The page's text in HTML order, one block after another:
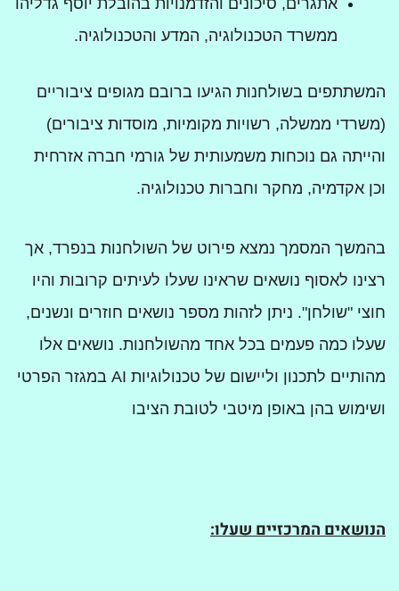
ממשרד הטכנולוגיה, המדע והטכנולוגיה.
המשתתפים בשולחנות הגיעו ברובם מגופים ציבוריים
(משרדי ממשלה, רשויות מקומיות, מוסדות ציבורים)
והייתה גם נוכחות משמעותית של גורמי חברה אזרחית
וכן אקדמיה, מחקר וחברות טכנולוגיה.
בהמשך המסמך נמצא פירוט של השולחנות בנפרד, אך
רצינו לאסוף נושאים שראינו שעלו לעיתים קרובות והיו
חוצי "שולחן". ניתן לזהות מספר נושאים חוזרים ונשנים,
שעלו כמה פעמים בכל אחד מהשולחנות. נושאים אלו
מהותיים לתכנון וליישום של טכנולוגיות AI במגזר הפרטי
ושימוש בהן באופן מיטבי לטובת הציבו
הנושאים המרכזיים שעלו: